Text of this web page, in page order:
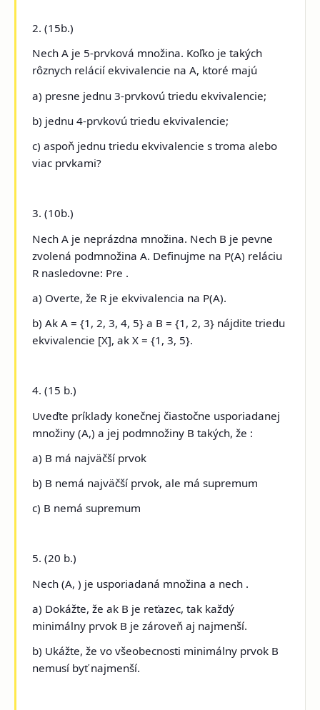
2. (15b.)
Nech A je 5-prvková množina. Koľko je takých
rôznych relácií ekvivalencie na A, ktoré majú
a) presne jednu 3-prvkovú triedu ekvivalencie;
b) jednu 4-prvkovú triedu ekvivalencie;
c) aspoň jednu triedu ekvivalencie s troma alebo
viac prvkami?
3. (10b.)
Nech A je neprázdna množina. Nech B je pevne
zvolená podmnožina A. Definujme na P(A) reláciu
R nasledovne: Pre .
a) Overte, že R je ekvivalencia na P(A).
b) Ak A = {1, 2, 3, 4, 5} a B = {1, 2, 3} nájdite triedu
ekvivalencie [X], ak X = {1, 3, 5}.
4. (15 b.)
Uveďte príklady konečnej čiastočne usporiadanej
množiny (A,) a jej podmnožiny B takých, že :
a) B má najväčší prvok
b) B nemá najväčší prvok, ale má supremum
c) B nemá supremum
5. (20 b.)
Nech (A, ) je usporiadaná množina a nech .
a) Dokážte, že ak B je reťazec, tak každý
minimálny prvok B je zároveň aj najmenší.
b) Ukážte, že vo všeobecnosti minimálny prvok B
nemusí byť najmenší.